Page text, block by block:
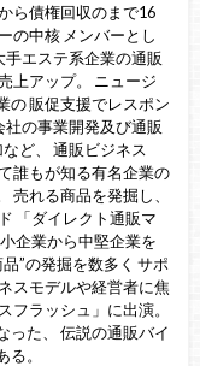
ら債権回収のまで16
の中核 メンバーとし
エステ系企業の通販
上アップ。 ニュージ
の 販促支援でレスポン
社の事業開発及び通販
ど、 通販ビジネス
誰もが知る有名企業の
売れる商品を発掘し、
「ダイレクト通販マ
企業から中堅企業を
”の発掘を数多く サポ
スモデルや経営者に焦
フラッシュ」に出演。
った、 伝説の通販バイ
。